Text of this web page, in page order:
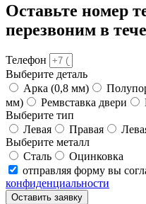
Оставьте номер
перезвоним в
Телефон
Выберите деталь
Арка (0,8 мм)
мм)
Ремвставка двери
Выберите тип
Левая
Правая
Выберите металл
Сталь
Оцинковка
отправляя форму вы
конфиденциальности
Оставить заявку